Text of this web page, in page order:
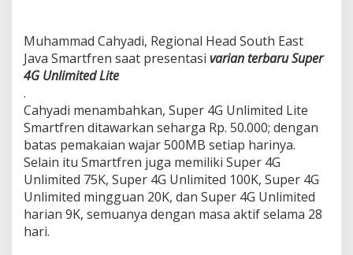
Muhammad Cahyadi, Regional Head South East
Java Smartfren saat presentasi varian terbaru Super
4G Unlimited Lite
.
Cahyadi menambahkan, Super 4G Unlimited Lite
Smartfren ditawarkan seharga Rp. 50.000; dengan
batas pemakaian wajar 500MB setiap harinya.
Selain itu Smartfren juga memiliki Super 4G
Unlimited 75K, Super 4G Unlimited 100K, Super 4G
Unlimited mingguan 20K, dan Super 4G Unlimited
harian 9K, semuanya dengan masa aktif selama 28
hari.